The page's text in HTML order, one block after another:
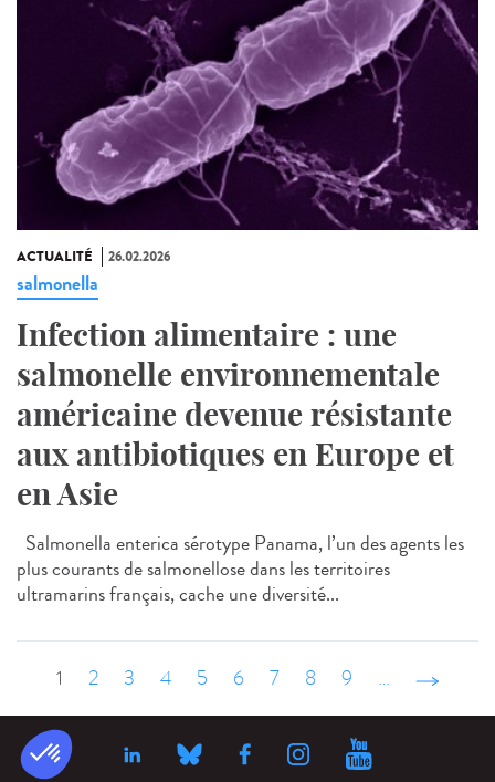
ACTUALITÉ 26.02.2026
salmonella
Infection alimentaire : une
salmonelle environnementale
américaine devenue résistante
aux antibiotiques en Europe et
en Asie
Salmonella enterica sérotype Panama, l’un des agents les
plus courants de salmonellose dans les territoires
ultramarins français, cache une diversité...
1 2 3 4 5 6 7 8 9 … suivant ›